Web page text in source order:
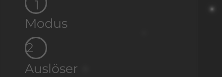
1
Modus
2
Auslöser